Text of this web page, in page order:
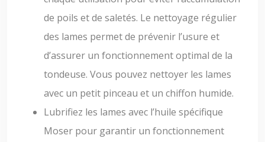
de poils et de saletés. Le nettoyage régulier
des lames permet de prévenir l’usure et
d’assurer un fonctionnement optimal de la
tondeuse. Vous pouvez nettoyer les lames
avec un petit pinceau et un chiffon humide.
Lubrifiez les lames avec l’huile spécifique
Moser pour garantir un fonctionnement